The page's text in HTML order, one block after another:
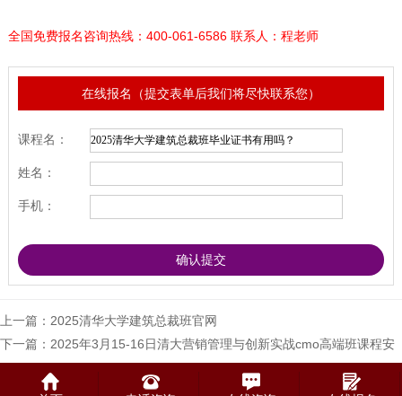
全国免费报名咨询热线：400-061-6586 联系人：程老师
在线报名（提交表单后我们将尽快联系您）
课程名：
姓名：
手机：
上一篇： 2025清华大学建筑总裁班官网
下一篇： 2025年3月15-16日清大营销管理与创新实战cmo高端班课程安
排_郭成林_发现-突破企业增长瓶颈_张子凡_流量让产品卖爆‘’业绩增长
再增长”密训